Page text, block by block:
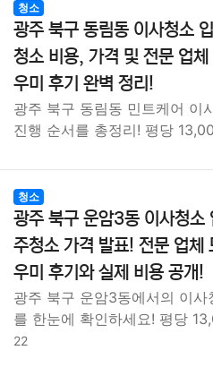
청소
광주 북구 동림동 이사청소
청소 비용, 가격 및 전문 업체
우미 후기 완벽 정리!
광주 북구 동림동 민트케어 이
진행 순서를 총정리! 평당
청소
광주 북구 운암3동 이사청소
주청소 가격 발표! 전문 업체
우미 후기와 실제 비용 공개!
광주 북구 운암3동에서의 이
를 한눈에 확인하세요! 평당
22